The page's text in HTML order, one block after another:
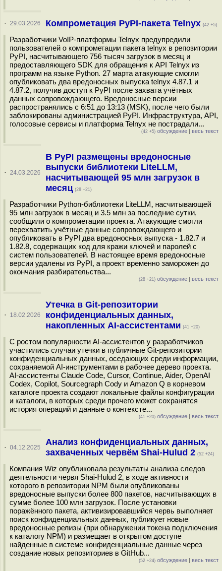
· 29.03.2026 Компрометация PyPI-пакета Telnyx (42 +5)
Разработчики VoIP-платформы Telnyx предупредили
пользователей о компрометации пакета telnyx в репозитории
PyPI, насчитывающего 756 тысяч загрузок в месяц и
предоставляющего SDK для обращения к API Telnyx из
программ на языке Python. 27 марта атакующие смогли
опубликовать два вредоносных выпуска telnyx 4.87.1 и
4.87.2, получив доступ к PyPI после захвата учётных
данных сопровождающего. Вредоносные версии
распространялись с 6:51 до 13:13 (MSK), после чего были
заблокированы администрацией PyPI. Инфраструктура, API,
голосовые сервисы и платформа Telnyx не пострадали...
(42 +5) обсуждение | весь текст
· 24.03.2026
В PyPI размещены вредоносные
выпуски библиотеки LiteLLM,
насчитывающей 95 млн загрузок в
месяц (28 +21)
Разработчики Python-библиотеки LiteLLM, насчитывающей
95 млн загрузок в месяц и 3.5 млн за последние сутки,
сообщили о компрометации проекта. Атакующие смогли
перехватить учётные данные сопровождающего и
опубликовать в PyPI два вредоносных выпуска - 1.82.7 и
1.82.8, содержащих код для кражи ключей и паролей с
систем пользователей. В настоящее время вредоносные
версии удалены из PyPI, а проект временно заморожен до
окончания разбирательства...
(28 +21) обсуждение | весь текст
· 18.02.2026
Утечка в Git-репозитории
конфиденциальных данных,
накопленных AI-ассистентами (41 +20)
С ростом популярности AI-ассистентов у разработчиков
участились случаи утечки в публичные Git-репозитории
конфиденциальных данных, оседающих среди информации,
сохраняемой AI-инструментами в рабочее дерево проекта.
AI-ассистенты Claude Code, Cursor, Continue, Aider, OpenAI
Codex, Copilot, Sourcegraph Cody и Amazon Q в корневом
каталоге проекта создают локальные файлы конфигурации
и каталоги, в которых среди прочего может сохранятся
история операций и данные о контексте...
(41 +20) обсуждение | весь текст
· 04.12.2025
Анализ конфиденциальных данных,
захваченных червём Shai-Hulud 2 (52 +24)
Компания Wiz опубликовала результаты анализа следов
деятельности червя Shai-Hulud 2, в ходе активности
которого в репозитории NPM были опубликованы
вредоносные выпуски более 800 пакетов, насчитывающих в
сумме более 100 млн загрузок. После установки
поражённого пакета, активизировавшийся червь выполняет
поиск конфиденциальных данных, публикует новые
вредоносные релизы (при обнаружении токена подключения
к каталогу NPM) и размещает в открытом доступе
найденные в системе конфиденциальные данные через
создание новых репозиториев в GitHub...
(52 +24) обсуждение | весь текст